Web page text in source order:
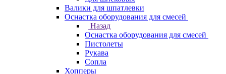
Валики для шпатлевки
Оснастка оборудования для смесей
Назад
Оснастка оборудования для смесей
Пистолеты
Рукава
Сопла
Хопперы